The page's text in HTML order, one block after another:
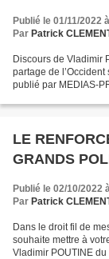
Publié le 01/11/2022
Par Patrick
Discours de Vladimir
partage de
publié par MEDIAS-
LE
GRANDS
Publié le 02/10/2022
Par Patrick
Dans le droit fil de
souhaite mettre à
Vladimir POUTINE